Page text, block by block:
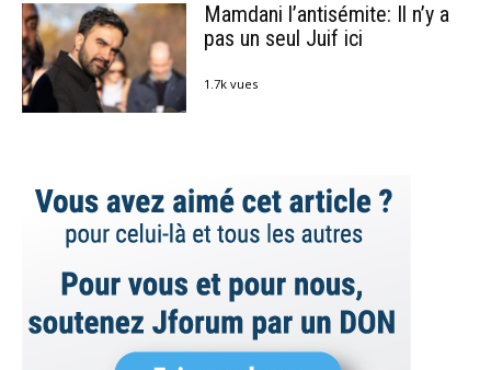
Mamdani l’antisémite: Il n’y a
pas un seul Juif ici
1.7k vues